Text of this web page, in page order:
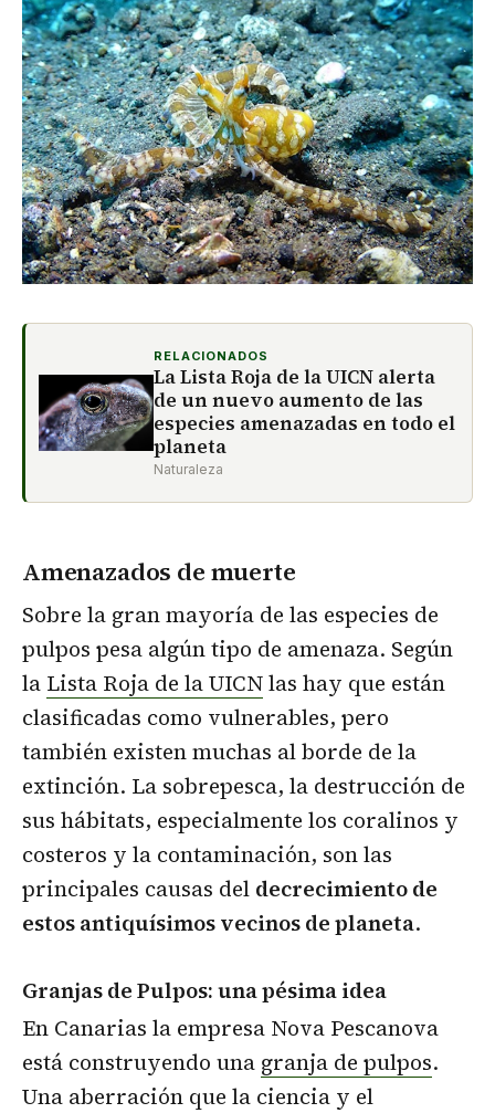
RELACIONADOS
La Lista Roja de la UICN alerta
de un nuevo aumento de las
especies amenazadas en todo el
planeta
Naturaleza
Amenazados de muerte
Sobre la gran mayoría de las especies de
pulpos pesa algún tipo de amenaza. Según
la Lista Roja de la UICNlas hay que están
clasificadas como vulnerables, pero
también existen muchas al borde de la
extinción. La sobrepesca, la destrucción de
sus hábitats, especialmente los coralinos y
costeros y la contaminación, son las
principales causas del decrecimiento de
estos antiquísimos vecinos de planeta.
Granjas de Pulpos: una pésima idea
En Canarias la empresa Nova Pescanova
está construyendo una granja de pulpos.
Una aberración que la ciencia y el